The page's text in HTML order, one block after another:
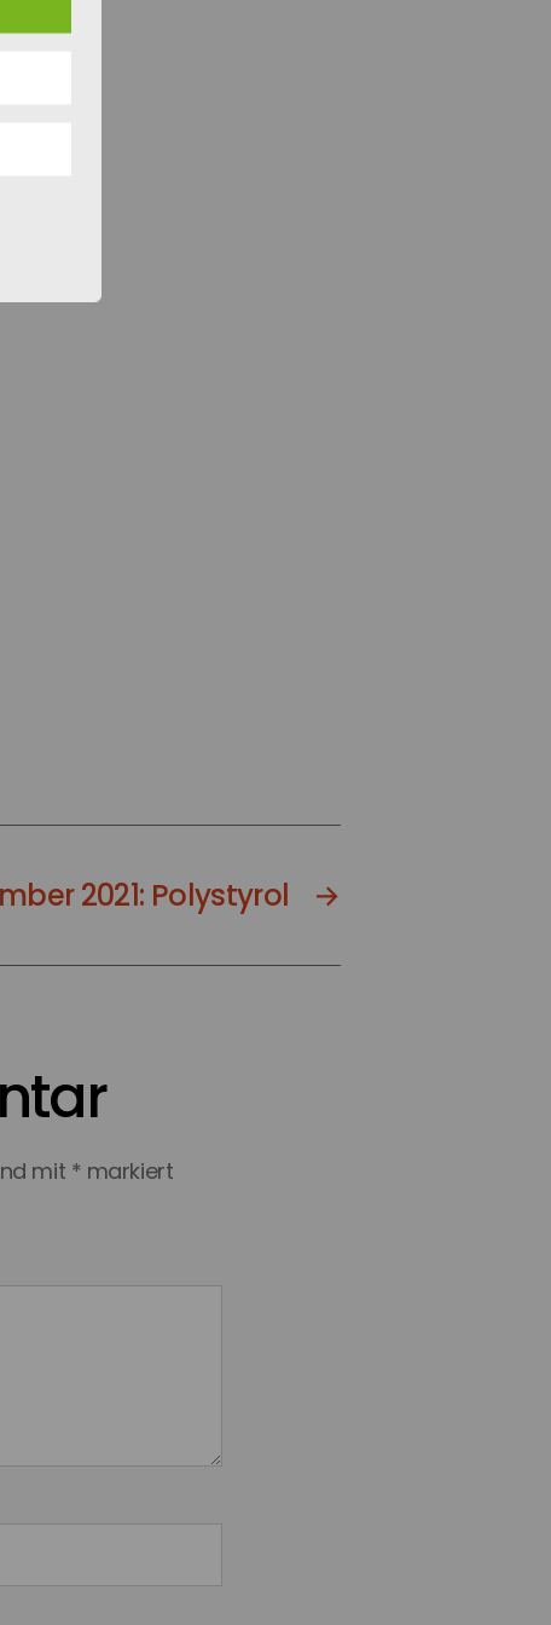
→
2021: Polystyrol
mit * markiert